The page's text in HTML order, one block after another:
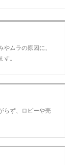
ムラの原因に。
。
らず、ロビーや売